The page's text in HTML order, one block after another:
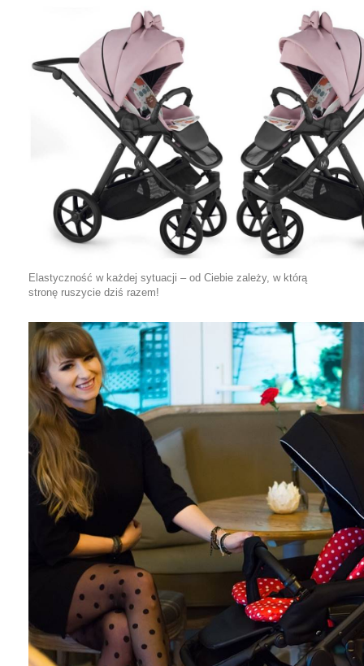
Elastyczność w każdej sytuacji – od Ciebie zależy, w którą
stronę ruszycie dziś razem!